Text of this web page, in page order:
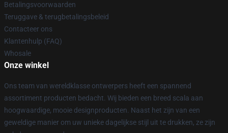
Betalingsvoorwaarden
Teruggave & terugbetalingsbeleid
Contacteer ons
Klantenhulp (FAQ)
Whosale
Onze winkel
Ons team van wereldklasse ontwerpers heeft een spannend
assortiment producten bedacht. Wij bieden een breed scala aan
hoogwaardige, mooie designproducten. Naast het zijn van een
geweldige manier om uw unieke dagelijkse stijl uit te drukken, ze zijn